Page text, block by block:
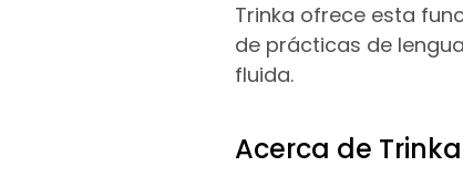
Trinka ofrece esta
de prácticas de
fluida.
Acerca de